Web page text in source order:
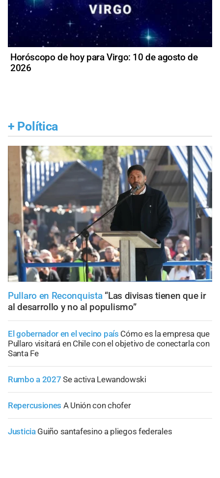
Horóscopo de hoy para Virgo: 10 de agosto de
2026
+ Política
Pullaro en Reconquista “Las divisas tienen que ir
al desarrollo y no al populismo”
El gobernador en el vecino país Cómo es la empresa que
Pullaro visitará en Chile con el objetivo de conectarla con
Santa Fe
Rumbo a 2027 Se activa Lewandowski
Repercusiones A Unión con chofer
Justicia Guiño santafesino a pliegos federales